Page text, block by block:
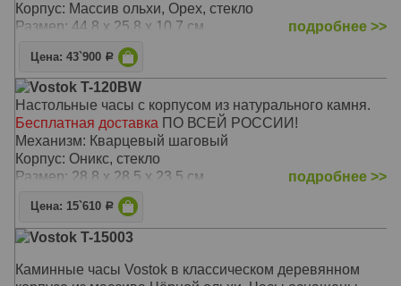
Корпус: Массив ольхи, Орех, стекло
Размер: 44,8 х 25,8 х 10,7 см
подробнее >>
Цена: 43`900 Р
Vostok T-120BW
Настольные часы с корпусом из натурального камня.
Бесплатная доставка ПО ВСЕЙ РОССИИ!
Механизм: Кварцевый шаговый
Корпус: Оникс, стекло
Размер: 28,8 х 28,5 х 23,5 см
подробнее >>
Цена: 15`610 Р
Vostok T-15003
Каминные часы Vostok в классическом деревянном